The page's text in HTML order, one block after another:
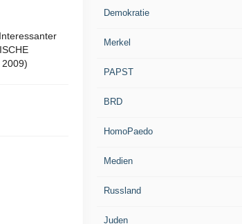
Demokratie
Merkel
PAPST
BRD
HomoPaedo
Medien
Russland
Juden